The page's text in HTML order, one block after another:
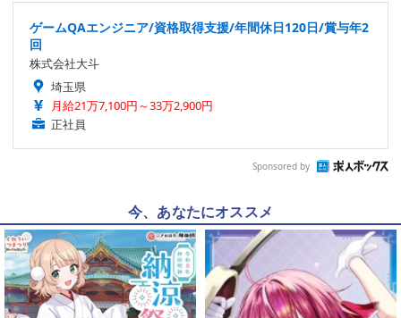
ゲームQAエンジニア/資格取得支援/年間休日120日/賞与年2
回
株式会社大斗
埼玉県
月給21万7,100円～33万2,900円
正社員
Sponsored by
今、あなたにオススメ